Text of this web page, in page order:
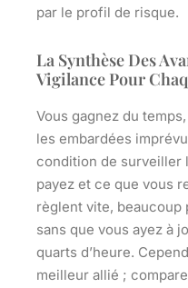
par le profil de risque.
La Synthèse Des
Vigilance Pour
Vous gagnez du
les embardées
condition de surveiller
payez et ce que vous
règlent vite, beaucoup
sans que vous ayez à
quarts d’heure.
meilleur allié ;